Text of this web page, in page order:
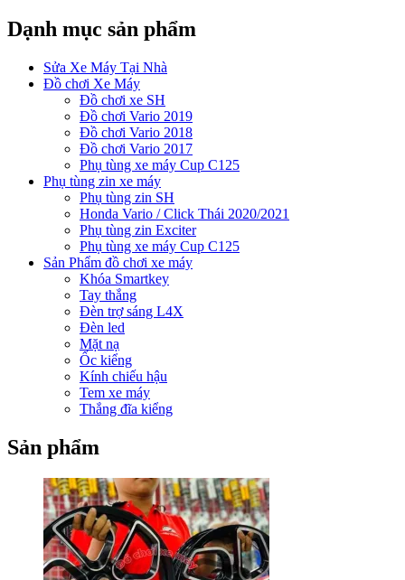
Dạnh mục sản phẩm
Sửa Xe Máy Tại Nhà
Đồ chơi Xe Máy
Đồ chơi xe SH
Đồ chơi Vario 2019
Đồ chơi Vario 2018
Đồ chơi Vario 2017
Phụ tùng xe máy Cup C125
Phụ tùng zin xe máy
Phụ tùng zin SH
Honda Vario / Click Thái 2020/2021
Phụ tùng zin Exciter
Phụ tùng xe máy Cup C125
Sản Phẩm đồ chơi xe máy
Khóa Smartkey
Tay thắng
Đèn trợ sáng L4X
Đèn led
Mặt nạ
Ốc kiểng
Kính chiếu hậu
Tem xe máy
Thắng đĩa kiểng
Sản phẩm